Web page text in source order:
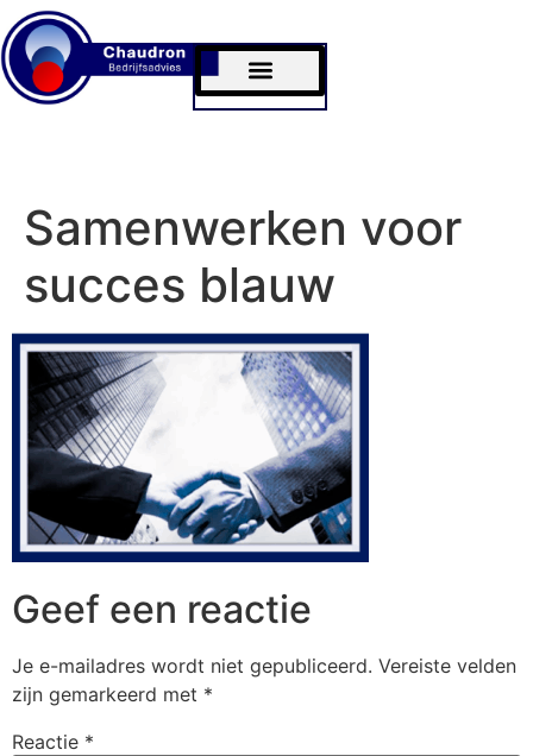
Samenwerken voor
succes blauw
Geef een reactie
Je e-mailadres wordt niet gepubliceerd. Vereiste velden
zijn gemarkeerd met *
Reactie *